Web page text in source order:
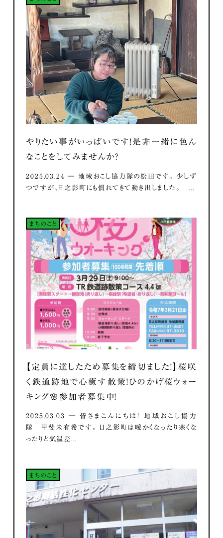
やりたい事がいっぱいです！是非一緒に色ん
なことをしてみませんか？
2025.03.24 ― 地域おこし協力隊の松田です。 少しず
つですが、日之影町にも慣れてきて動き出しました。 ...
まちのこと
【定員に達したため募集を締切ました！】桜咲
く鉄道跡地で心癒す散策！ひのかげ桜ウォー
キング🌸参加者募集中！
2025.03.03 ― 皆さまこんにちは！ 地域おこし協力
隊 甲斐未有希です。 日之影町は暖かくなったり寒くな
ったりと気温差...
まちのこと